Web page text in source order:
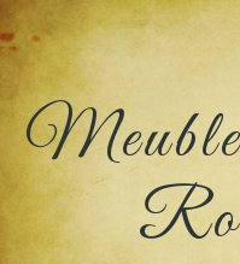
Panneau de gestion des